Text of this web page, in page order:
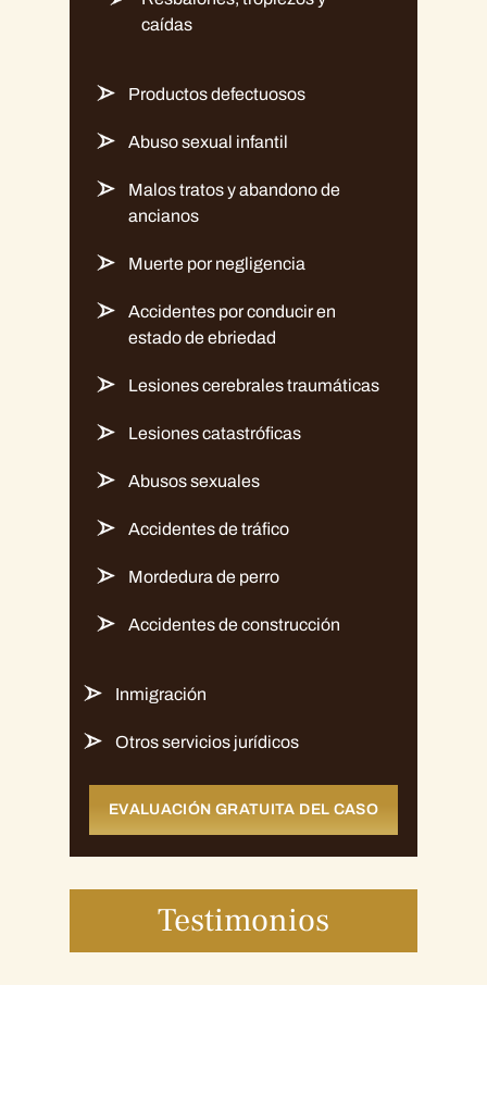
caídas
Productos defectuosos
Abuso sexual infantil
Malos tratos y abandono de
ancianos
Muerte por negligencia
Accidentes por conducir en
estado de ebriedad
Lesiones cerebrales traumáticas
Lesiones catastróficas
Abusos sexuales
Accidentes de tráfico
Mordedura de perro
Accidentes de construcción
Inmigración
Otros servicios jurídicos
EVALUACIÓN GRATUITA DEL CASO
Testimonios